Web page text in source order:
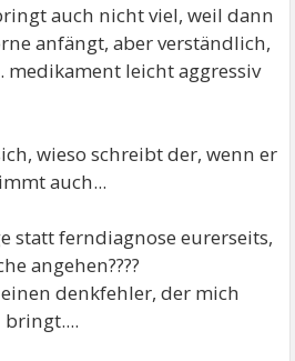
auch nicht viel, weil dann
anfängt, aber verständlich,
medikament leicht aggressiv
wieso schreibt der, wenn er
auch...
statt ferndiagnose eurerseits,
angehen????
denkfehler, der mich